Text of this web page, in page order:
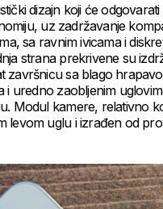
dizajn koji će
uz zadržavanje
sa ravnim ivicama i
strana prekrivene su
završnicu sa blago
i uredno zaobljenim
Modul kamere, relativno
levom uglu i izrađen od